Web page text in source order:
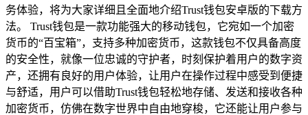
务体验，将为大家详细且全面地介绍Trust钱包安卓版的下载方
法。 Trust钱包是一款功能强大的移动钱包，它宛如一个加密
货币的“百宝箱”，支持多种加密货币，这款钱包不仅具备高度
的安全性，就像一位忠诚的守护者，时刻保护着用户的数字资
产，还拥有良好的用户体验，让用户在操作过程中感受到便捷
与舒适，用户可以借助Trust钱包轻松地存储、发送和接收各种
加密货币，仿佛在数字世界中自由地穿梭，它还能让用户参与